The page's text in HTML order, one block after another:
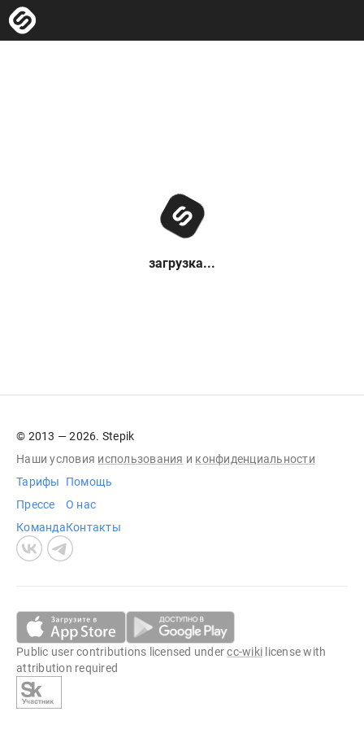
загрузка...
© 2013 — 2026. Stepik
Наши условия использования и конфиденциальности
Тарифы
Прессе
Команда
Помощь
О нас
Контакты
Public user contributions licensed undercc-wiki license with
attribution required